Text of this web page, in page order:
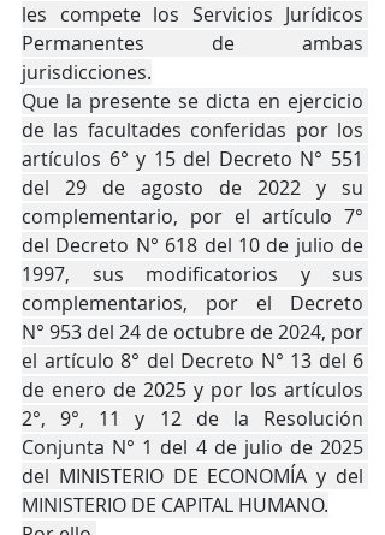
les compete los Servicios Jurídicos
Permanentes de ambas
jurisdicciones.
Que la presente se dicta en ejercicio
de las facultades conferidas por los
artículos 6° y 15 del Decreto N° 551
del 29 de agosto de 2022 y su
complementario, por el artículo 7°
del Decreto N° 618 del 10 de julio de
1997, sus modificatorios y sus
complementarios, por el Decreto
N° 953 del 24 de octubre de 2024, por
el artículo 8° del Decreto N° 13 del 6
de enero de 2025 y por los artículos
2°, 9°, 11 y 12 de la Resolución
Conjunta N° 1 del 4 de julio de 2025
del MINISTERIO DE ECONOMÍA y del
MINISTERIO DE CAPITAL HUMANO.